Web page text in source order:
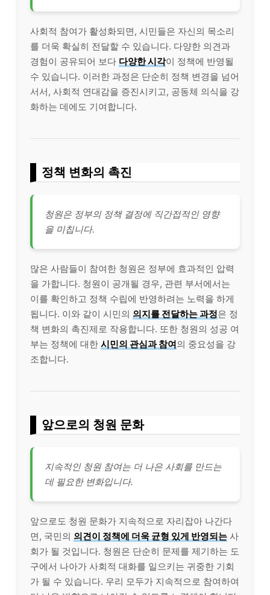
사회적 참여가 활성화되면, 시민들은 자신의 목소리
를 더욱 확실히 전달할 수 있습니다. 다양한 의견과
경험이 공유되어 보다 다양한 시각이 정책에 반영될
수 있습니다. 이러한 과정은 단순히 정책 변경을 넘어
서서, 사회적 연대감을 증진시키고, 공동체 의식을 강
화하는 데에도 기여합니다.
정책 변화의 촉진
청원은 정부의 정책 결정에 직간접적인 영향
을 미칩니다.
많은 사람들이 참여한 청원은 정부에 효과적인 압력
을 가합니다. 청원이 공개될 경우, 관련 부서에서는
이를 확인하고 정책 수립에 반영하려는 노력을 하게
됩니다. 이와 같이 시민의 의지를 전달하는 과정은 정
책 변화의 촉진제로 작용합니다. 또한 청원의 성공 여
부는 정책에 대한 시민의 관심과 참여의 중요성을 강
조합니다.
앞으로의 청원 문화
지속적인 청원 참여는 더 나은 사회를 만드는
데 필요한 변화입니다.
앞으로도 청원 문화가 지속적으로 자리잡아 나간다
면, 국민의 의견이 정책에 더욱 균형 있게 반영되는 사
회가 될 것입니다. 청원은 단순히 문제를 제기하는 도
구에서 나아가 사회적 대화를 일으키는 귀중한 기회
가 될 수 있습니다. 우리 모두가 지속적으로 참여하여